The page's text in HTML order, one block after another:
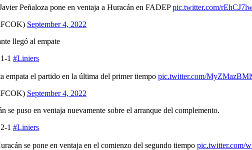
Peñaloza pone en ventaja a Huracán en FADEPpic.twitter.com/
September 4, 2022
llegó al empate
1-1 #Liniers
empata el partido en la última del primer tiempo pic.twitter.com/
September 4, 2022
se puso en ventaja nuevamente sobre el arranque del complemento.
2-1 #Liniers
se pone en ventaja en el comienzo del segundo tiempo pic.twitter.com/